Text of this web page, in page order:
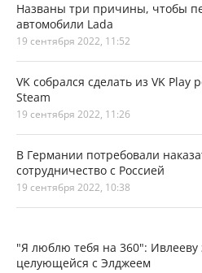
Названы три причины, чтобы
автомобили Lada
19 сентября 2022, 11:52
VK собрался сделать из VK Play
Steam
19 сентября 2022, 11:26
В Германии потребовали
сотрудничество с Россией
19 сентября 2022, 10:38
"Я люблю тебя на 360": Ивлееву
целующейся с Элджеем